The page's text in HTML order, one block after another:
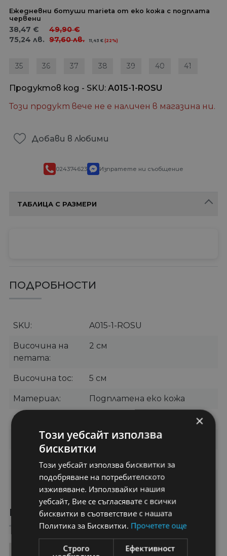
Ежедневни ботуши marieta от еко кожа с подплата
червени
38,47 €
75,24 лв.
49,90€
97,60лв. 11,43€ (22%)
35 36 37 38 39 40 41
Продуктов код - SKU A015-1-ROSU
Този продукт вече не е наличен в магазина ни.
Добави в любими
024374623 Изпратете ни съобщение
ТАБЛИЦА С РАЗМЕРИ
ПОДРОБНОСТИ
SKU A015-1-ROSU
Височина на
петата
2 см
Височина toc 5 см
Материал Подплатена еко кожа
Марими
Червено
Бранд OEM
ПРЕПОРЪЧАНИ ПРОДУКТИ
12% 29%
×
Този уебсайт използва
бисквитки
Този уебсайт използва бисквитки за
подобряване на потребителското
изживяване. Използвайки нашия
уебсайт, Вие се съгласявате с всички
бисквитки в съответствие с нашата
Политика за Бисквитки. Прочетете още
Строго
Ефективност